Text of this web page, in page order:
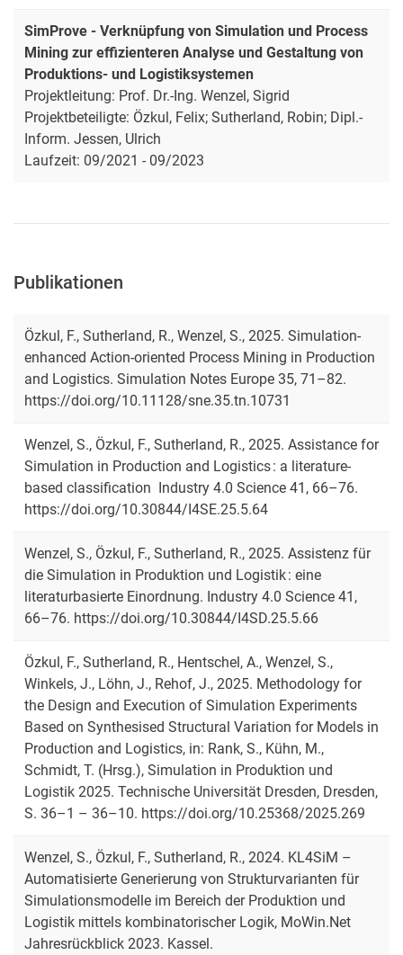
Sim­Pro­ve - Ver­knüp­fung von Si­mu­la­ti­on und Pro­cess
Mi­ning zur ef­fi­zi­en­te­ren Ana­ly­se und Ge­stal­tung von
Pro­duk­ti­ons- und Lo­gis­tik­sys­te­men
Projektleitung: Prof. Dr.-Ing. Wenzel, Sigrid
Projektbeteiligte: Özkul, Felix; Sutherland, Robin; Dipl.-
Inform. Jessen, Ulrich
Laufzeit: 09/2021 - 09/2023
Publikationen
Özkul, F., Sutherland, R., Wenzel, S., 2025. Simulation-
enhanced Action-oriented Process Mining in Production
and Logistics. Simulation Notes Europe 35, 71–82.
https://doi.org/10.11128/sne.35.tn.10731
Wenzel, S., Özkul, F., Sutherland, R., 2025. Assistance for
Simulation in Production and Logistics : a literature-
based classification Industry 4.0 Science 41, 66–76.
https://doi.org/10.30844/I4SE.25.5.64
Wenzel, S., Özkul, F., Sutherland, R., 2025. Assistenz für
die Simulation in Produktion und Logistik : eine
literaturbasierte Einordnung. Industry 4.0 Science 41,
66–76. https://doi.org/10.30844/I4SD.25.5.66
Özkul, F., Sutherland, R., Hentschel, A., Wenzel, S.,
Winkels, J., Löhn, J., Rehof, J., 2025. Methodology for
the Design and Execution of Simulation Experiments
Based on Synthesised Structural Variation for Models in
Production and Logistics, in: Rank, S., Kühn, M.,
Schmidt, T. (Hrsg.), Simulation in Produktion und
Logistik 2025. Technische Universität Dresden, Dresden,
S. 36–1 – 36–10. https://doi.org/10.25368/2025.269
Wenzel, S., Özkul, F., Sutherland, R., 2024. KL4SiM –
Automatisierte Generierung von Strukturvarianten für
Simulationsmodelle im Bereich der Produktion und
Logistik mittels kombinatorischer Logik, MoWin.Net
Jahresrückblick 2023. Kassel.